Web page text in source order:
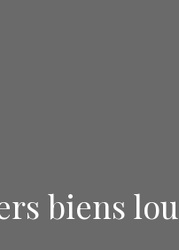
biens